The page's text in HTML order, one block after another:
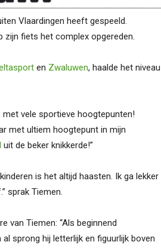
Vlaardingen heeft gespeeld.
zijn fiets het complex opgereden.
en Zwaluwen, haalde het niveau
met vele sportieve hoogtepunten!
met ultiem hoogtepunt in mijn
uit de beker knikkerde!”
is het altijd haasten. Ik ga lekker
sprak Tiemen.
van Tiemen: “Als beginnend
sprong hij letterlijk en figuurlijk boven